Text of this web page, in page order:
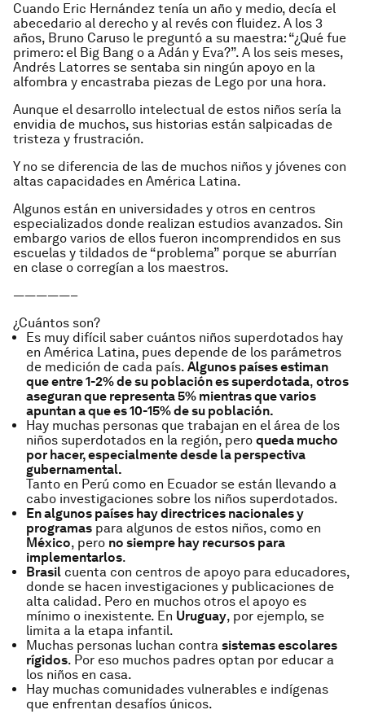
Cuando Eric Hernández tenía un año y medio, decía el
abecedario al derecho y al revés con fluidez. A los 3
años, Bruno Caruso le preguntó a su maestra: “¿Qué fue
primero: el Big Bang o a Adán y Eva?”. A los seis meses,
Andrés Latorres se sentaba sin ningún apoyo en la
alfombra y encastraba piezas de Lego por una hora.
Aunque el desarrollo intelectual de estos niños sería la
envidia de muchos, sus historias están salpicadas de
tristeza y frustración.
Y no se diferencia de las de muchos niños y jóvenes con
altas capacidades en América Latina.
Algunos están en universidades y otros en centros
especializados donde realizan estudios avanzados. Sin
embargo varios de ellos fueron incomprendidos en sus
escuelas y tildados de “problema” porque se aburrían
en clase o corregían a los maestros.
—————–
¿Cuántos son?
Es muy difícil saber cuántos niños superdotados hay
en América Latina, pues depende de los parámetros
de medición de cada país. Algunos países estiman
que entre 1-2% de su población es superdotada, otros
aseguran que representa 5% mientras que varios
apuntan a que es 10-15% de su población.
Hay muchas personas que trabajan en el área de los
niños superdotados en la región, pero queda mucho
por hacer, especialmente desde la perspectiva
gubernamental.
Tanto en Perú como en Ecuador se están llevando a
cabo investigaciones sobre los niños superdotados.
En algunos países hay directrices nacionales y
programas para algunos de estos niños, como en
México, pero no siempre hay recursos para
implementarlos.
Brasil cuenta con centros de apoyo para educadores,
donde se hacen investigaciones y publicaciones de
alta calidad. Pero en muchos otros el apoyo es
mínimo o inexistente. En Uruguay, por ejemplo, se
limita a la etapa infantil.
Muchas personas luchan contra sistemas escolares
rígidos. Por eso muchos padres optan por educar a
los niños en casa.
Hay muchas comunidades vulnerables e indígenas
que enfrentan desafíos únicos.